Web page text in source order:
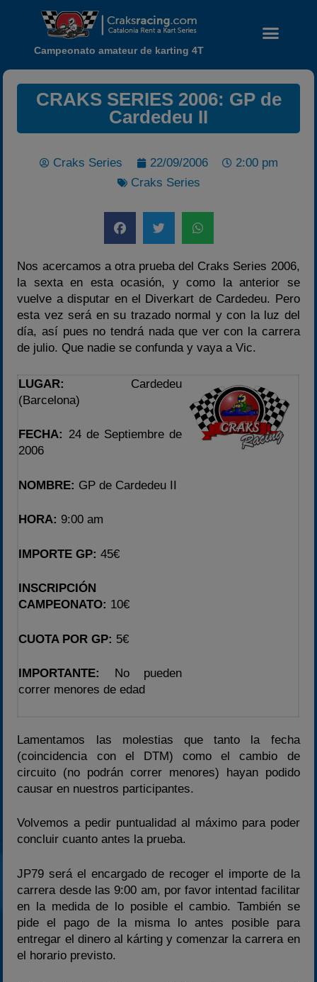
Calendario
Campeonato
Temporada 2026
Temporadas anteriores
2022
2023
2024
Campeonato amateur de karting 4T
CRAKS SERIES 2006: GP de
Cardedeu II
Craks Series 22/09/2006
2:00 pm
Craks Series
Nos acercamos a otra prueba del Craks Series 2006,
la sexta en esta ocasión, y como la anterior se
vuelve a disputar en el Diverkart de Cardedeu. Pero
esta vez será en su trazado normal y con la luz del
día, así pues no tendrá nada que ver con la carrera
de julio. Que nadie se confunda y vaya a Vic.
LUGAR:
Cardedeu
(Barcelona)
FECHA: 24 de Septiembre de
2006
NOMBRE: GP de Cardedeu II
HORA: 9:00 am
IMPORTE GP: 45€
INSCRIPCIÓN
CAMPEONATO: 10€
CUOTA POR GP: 5€
IMPORTANTE:
No pueden
correr menores de edad
Lamentamos las molestias que tanto la fecha
(coincidencia con el DTM) como el cambio de
circuito (no podrán correr menores) hayan podido
causar en nuestros participantes.
Volvemos a pedir puntualidad al máximo para poder
concluir cuanto antes la prueba.
JP79 será el encargado de recoger el importe de la
carrera desde las 9:00 am, por favor intentad facilitar
en la medida de lo posible el cambio. También se
pide el pago de la misma lo antes posible para
entregar el dinero al kárting y comenzar la carrera en
el horario previsto.